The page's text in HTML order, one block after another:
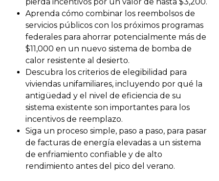
pierda incentivos por un valor de hasta $3,200.
Aprenda cómo combinar los reembolsos de
servicios públicos con los próximos programas
federales para ahorrar potencialmente más de
$11,000 en un nuevo sistema de bomba de
calor resistente al desierto.
Descubra los criterios de elegibilidad para
viviendas unifamiliares, incluyendo por qué la
antigüedad y el nivel de eficiencia de su
sistema existente son importantes para los
incentivos de reemplazo.
Siga un proceso simple, paso a paso, para pasar
de facturas de energía elevadas a un sistema
de enfriamiento confiable y de alto
rendimiento antes del pico del verano.